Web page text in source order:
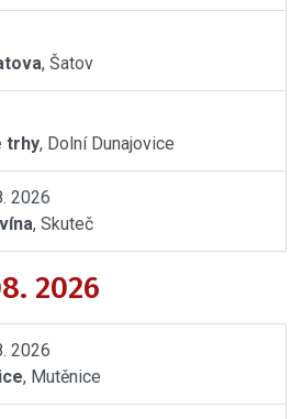
, Šatov
trhy, Dolní Dunajovice
2026
, Skuteč
2026
2026
, Mutěnice